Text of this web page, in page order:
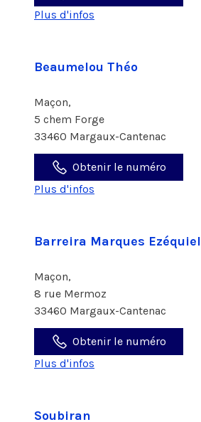
Plus d'infos
Beaumelou Théo
Maçon,
5 chem Forge
33460 Margaux-Cantenac
Obtenir le numéro
Plus d'infos
Barreira Marques Ezéquiel
Maçon,
8 rue Mermoz
33460 Margaux-Cantenac
Obtenir le numéro
Plus d'infos
Soubiran